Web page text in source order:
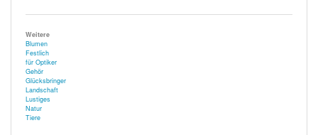
Weitere
Blumen
Festlich
für Optiker
Gehör
Glücksbringer
Landschaft
Lustiges
Natur
Tiere